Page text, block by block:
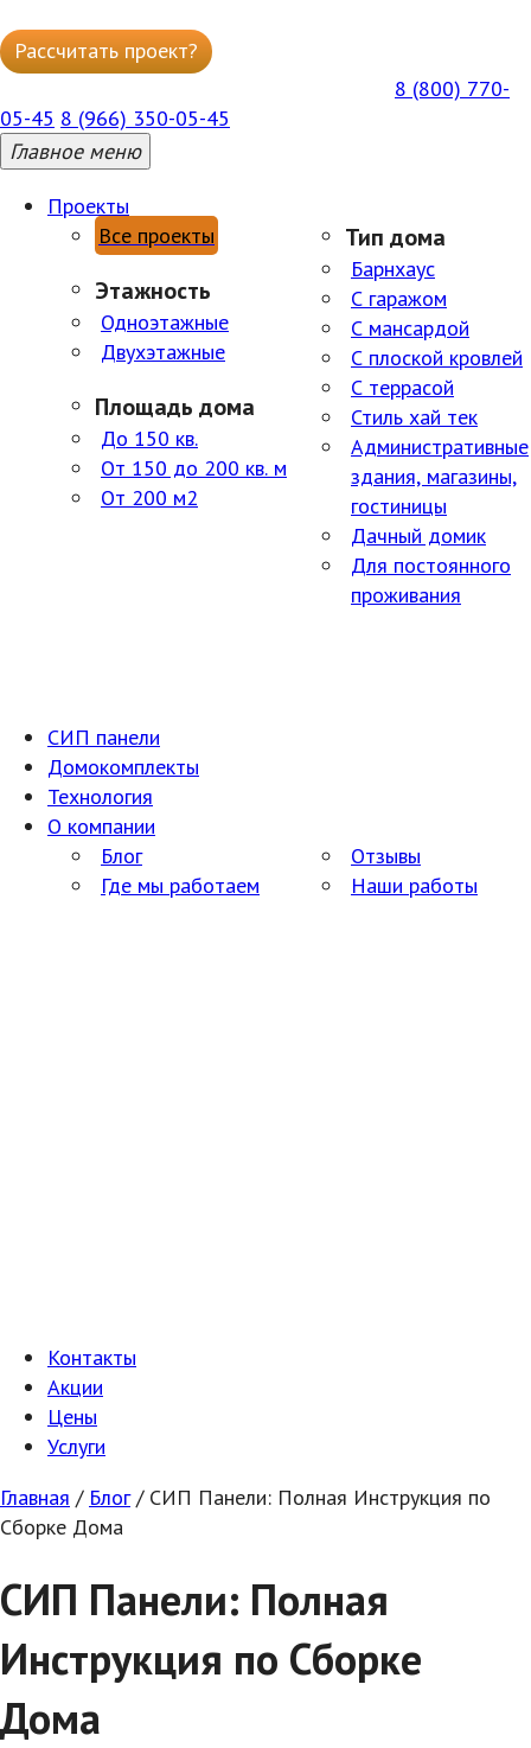
Рассчитать проект?
8 (800) 770-
05-45 8 (966) 350-05-45
Главное меню
Проекты
Все проекты
Этажность
Одноэтажные
Двухэтажные
Площадь дома
До 150 кв.
От 150 до 200 кв. м
От 200 м2
Тип дома
Барнхаус
С гаражом
С мансардой
С плоской кровлей
С террасой
Стиль хай тек
Административные
здания, магазины,
гостиницы
Дачный домик
Для постоянного
проживания
СИП панели
Домокомплекты
Технология
О компании
Блог
Где мы работаем
Отзывы
Наши работы
Контакты
Акции
Цены
Услуги
Главная / Блог/ СИП Панели: Полная Инструкция по
Сборке Дома
СИП Панели: Полная
Инструкция по Сборке
Дома